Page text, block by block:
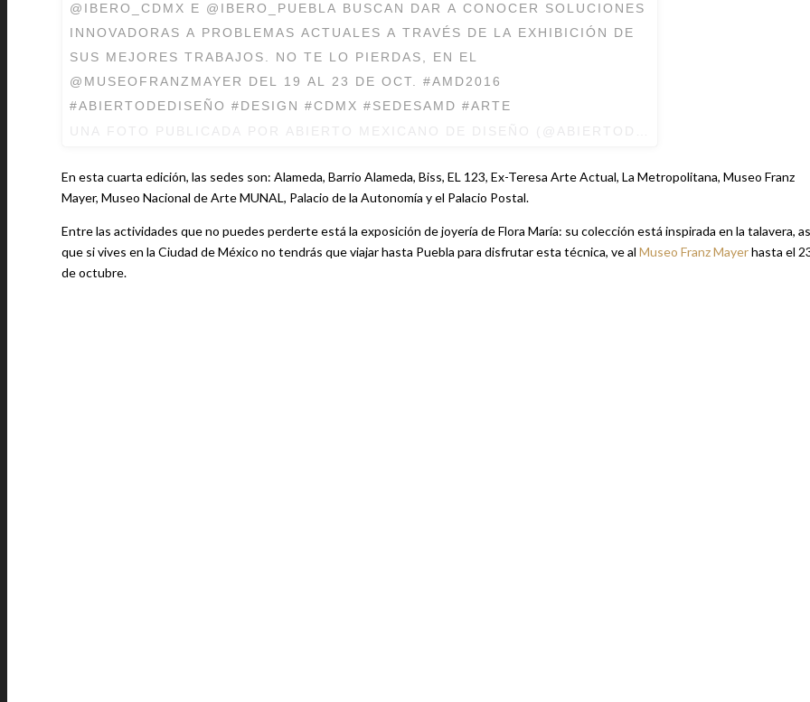
@IBERO_CDMX E @IBERO_PUEBLA BUSCAN DAR A CONOCER SOLUCIONES
INNOVADORAS A PROBLEMAS ACTUALES A TRAVÉS DE LA EXHIBICIÓN DE
SUS MEJORES TRABAJOS. NO TE LO PIERDAS, EN EL
@MUSEOFRANZMAYER DEL 19 AL 23 DE OCT. #AMD2016
#ABIERTODEDISEÑO #DESIGN #CDMX #SEDESAMD #ARTE
En esta cuarta edición, las sedes son: Alameda, Barrio Alameda, Biss, EL 123, Ex-Teresa Arte Actual, La Metropolitana, Museo Franz
Mayer, Museo Nacional de Arte MUNAL, Palacio de la Autonomía y el Palacio Postal.
Entre las actividades que no puedes perderte está la exposición de joyería de Flora María: su colección está inspirada en la talavera,
que si vives en la Ciudad de México no tendrás que viajar hasta Puebla para disfrutar esta técnica, ve al Museo Franz Mayerhasta el
de octubre.